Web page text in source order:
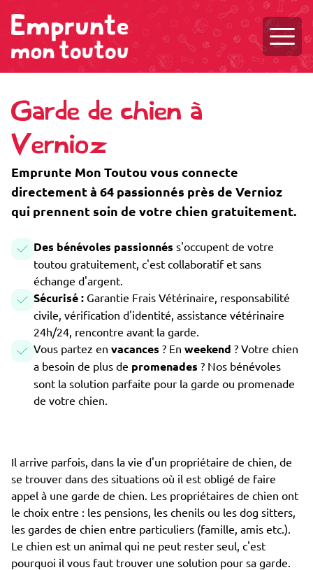
Garde de chien à
Vernioz
Emprunte Mon Toutou vous connecte
directement à 64 passionnés près de Vernioz
qui prennent soin de votre chien gratuitement.
Des bénévoles passionnés s'occupent de votre
toutou gratuitement, c'est collaboratif et sans
échange d'argent.
Sécurisé : Garantie Frais Vétérinaire, responsabilité
civile, vérification d'identité, assistance vétérinaire
24h/24, rencontre avant la garde.
Vous partez en vacances ? En weekend ? Votre chien
a besoin de plus de promenades ? Nos bénévoles
sont la solution parfaite pour la garde ou promenade
de votre chien.
Il arrive parfois, dans la vie d'un propriétaire de chien, de
se trouver dans des situations où il est obligé de faire
appel à une garde de chien. Les propriétaires de chien ont
le choix entre : les pensions, les chenils ou les dog sitters,
les gardes de chien entre particuliers (famille, amis etc.).
Le chien est un animal qui ne peut rester seul, c'est
pourquoi il vous faut trouver une solution pour sa garde.